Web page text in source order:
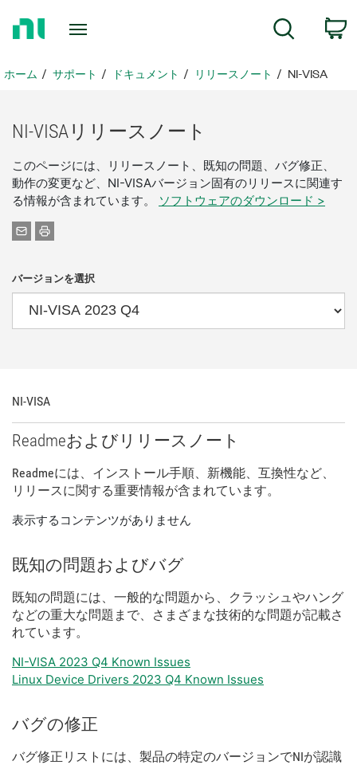
ペホーム サポート ドキュメント リリースノート NI-VISA
NI-VISAリリース ノート
このページには、リリースノート、既知の問題、バグ修正、
動作の変更など、NI-VISAバージョン固有のリリースに関連す
る情報が含まれています。
ソフトウェアのダウンロード >
バージョンを選択
NI-VISA
Readmeおよび リリース ノート
Readmeには、 インストール手順、 新機能、 互換性など、
リリースに関する重要情報が含 まれてい ます。
表示するコンテンツがありません
既知の問題およびバグ
既知の問題には、 一般的な問題から、 クラッシュやハング
などの重大な問題 まで、 さまざま な技術的な問題が記載さ
れてい ます。
NI-VISA 2023 Q4 Known Issues
Linux Device Drivers 2023 Q4 Known Issues
バグの修正
バグ修正 リスト には、 製品の特定のバージョンでNIが認識